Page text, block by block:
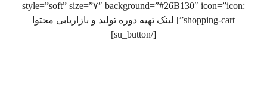
style=”soft” size=”۷″ background=”#26B130″ icon=”icon:
shopping-cart”] لینک تهیه دوره تولید و بازاریابی محتوا
[/su_button]